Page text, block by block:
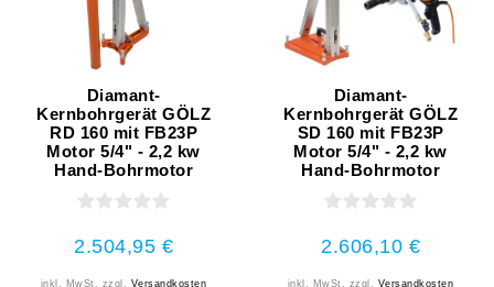
Diamant-
Kernbohrgerät GÖLZ
RD 160 mit FB23P
Motor 5/4" - 2,2 kw
Hand-Bohrmotor
2.504,95 €
inkl. MwSt. zzgl. Versandkosten
Diamant-
Kernbohrgerät GÖLZ
SD 160 mit FB23P
Motor 5/4" - 2,2 kw
Hand-Bohrmotor
2.606,10 €
inkl. MwSt. zzgl. Versandkosten